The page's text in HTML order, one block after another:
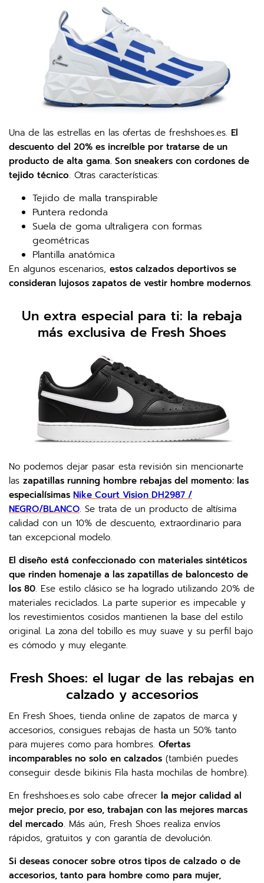
Una de las estrellas en las ofertas de freshshoes.es. El
descuento del 20% es increíble por tratarse de un
producto de alta gama. Son sneakers con cordones de
tejido técnico. Otras características:
Tejido de malla transpirable
Puntera redonda
Suela de goma ultraligera con formas
geométricas
Plantilla anatómica
En algunos escenarios, estos calzados deportivos se
consideran lujosos zapatos de vestir hombre modernos.
Un extra especial para ti: la rebaja
más exclusiva de Fresh Shoes
No podemos dejar pasar esta revisión sin mencionarte
las zapatillas running hombre rebajas del momento: las
especialísimas Nike Court Vision DH2987 /
NEGRO/BLANCO. Se trata de un producto de altísima
calidad con un 10% de descuento, extraordinario para
tan excepcional modelo.
El diseño está confeccionado con materiales sintéticos
que rinden homenaje a las zapatillas de baloncesto de
los 80. Ese estilo clásico se ha logrado utilizando 20% de
materiales reciclados. La parte superior es impecable y
los revestimientos cosidos mantienen la base del estilo
original. La zona del tobillo es muy suave y su perfil bajo
es cómodo y muy elegante.
Fresh Shoes: el lugar de las rebajas en
calzado y accesorios
En Fresh Shoes, tienda online de zapatos de marca y
accesorios, consigues rebajas de hasta un 50% tanto
para mujeres como para hombres. Ofertas
incomparables no solo en calzados (también puedes
conseguir desde bikinis Fila hasta mochilas de hombre).
En freshshoes.es solo cabe ofrecer la mejor calidad al
mejor precio, por eso, trabajan con las mejores marcas
del mercado. Más aún, Fresh Shoes realiza envíos
rápidos, gratuitos y con garantía de devolución.
Si deseas conocer sobre otros tipos de calzado o de
accesorios, tanto para hombre como para mujer,